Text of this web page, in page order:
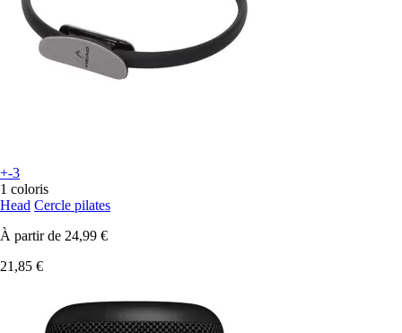
+-3
1 coloris
Head Cercle pilates
À partir de 24,99 €
21,85 €